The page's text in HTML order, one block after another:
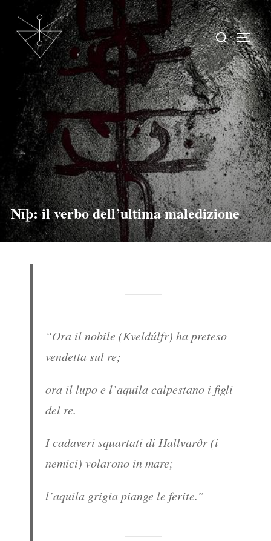
Nīþ: il verbo dell’ultima maledizione
“Ora il nobile (Kveldúlfr) ha preteso
vendetta sul re;
ora il lupo e l’aquila calpestano i figli
del re.
I cadaveri squartati di Hallvarðr (i
nemici) volarono in mare;
l’aquila grigia piange le ferite.”